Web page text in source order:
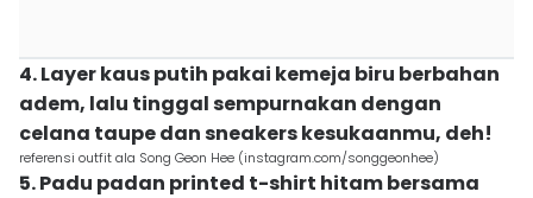
4. Layer kaus putih pakai kemeja biru berbahan
adem, lalu tinggal sempurnakan dengan
celana taupe dan sneakers kesukaanmu, deh!
referensi outfit ala Song Geon Hee (instagram.com/songgeonhee)
5. Padu padan printed t-shirt hitam bersama